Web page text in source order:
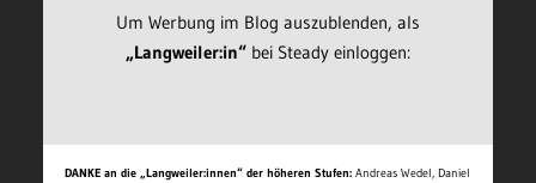
Um Werbung im Blog auszublenden, als
„Langweiler:in“bei Steady einloggen:
DANKE an die „Langweiler:innen“ der höheren Stufen: Andreas Wedel, Daniel